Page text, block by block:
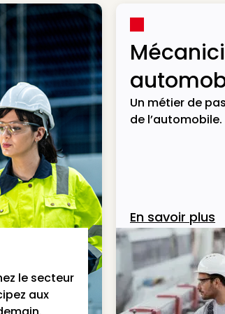
le secteur
aux
Un métier de
de l’automobile.
En savoir plus